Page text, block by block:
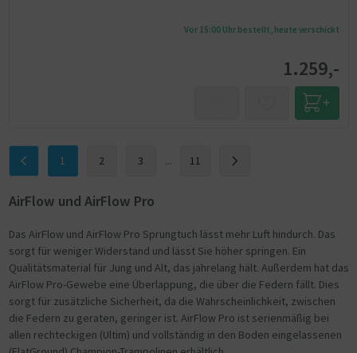
Vor 15:00 Uhr bestellt, heute verschickt
1.259,-
1 2 3 ... 11
AirFlow und AirFlow Pro
Das AirFlow und AirFlow Pro Sprungtuch lässt mehr Luft hindurch. Das
sorgt für weniger Widerstand und lässt Sie höher springen. Ein
Qualitätsmaterial für Jung und Alt, das jahrelang hält. Außerdem hat das
AirFlow Pro-Gewebe eine Überlappung, die über die Federn fällt. Dies
sorgt für zusätzliche Sicherheit, da die Wahrscheinlichkeit, zwischen
die Federn zu geraten, geringer ist. AirFlow Pro ist serienmäßig bei
allen rechteckigen (Ultim) und vollständig in den Boden eingelassenen